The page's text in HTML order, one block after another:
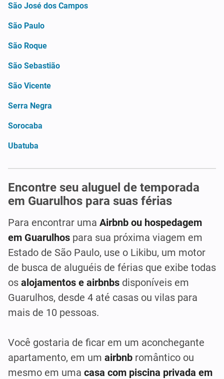
São José dos Campos
São Paulo
São Roque
São Sebastião
São Vicente
Serra Negra
Sorocaba
Ubatuba
Encontre seu aluguel de temporada
em Guarulhos para suas férias
Para encontrar uma Airbnb ou hospedagem
em Guarulhos para sua próxima viagem em
Estado de São Paulo, use o Likibu, um motor
de busca de aluguéis de férias que exibe todas
os alojamentos e airbnbs disponíveis em
Guarulhos, desde 4 até casas ou vilas para
mais de 10 pessoas.
Você gostaria de ficar em um aconchegante
apartamento, em um airbnb romântico ou
mesmo em uma casa com piscina privada em